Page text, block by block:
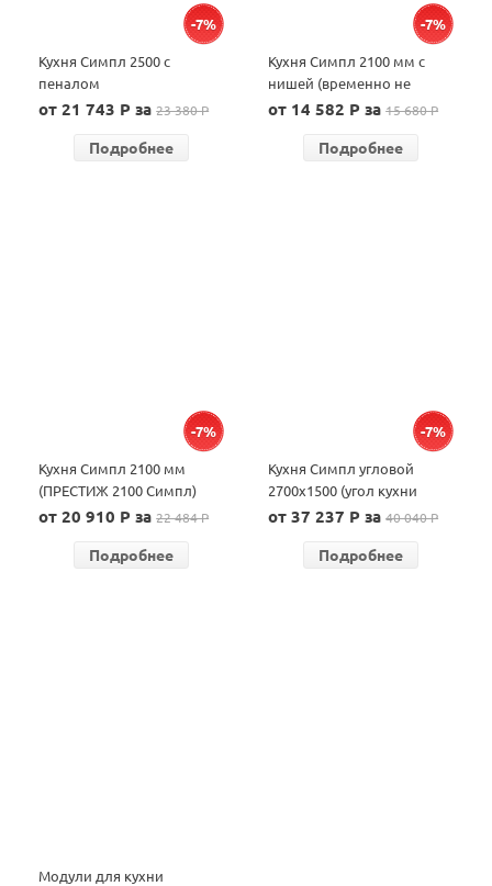
-7%
Кухня Симпл 2500 с
пеналом
от 21 743 P за23 380 P
Подробнее
-7%
Кухня Симпл 2100 мм с
нишей (временно не
производим, см. кухню
от 14 582 P за15 680 P
Подробнее
-7%
Кухня Симпл 2100 мм
(ПРЕСТИЖ 2100 Симпл)
от 20 910 P за22 484 P
Подробнее
-7%
Кухня Симпл угловой
2700х1500 (угол кухни
определяется при
от 37 237 P за40 040 P
Подробнее
Модули для кухни